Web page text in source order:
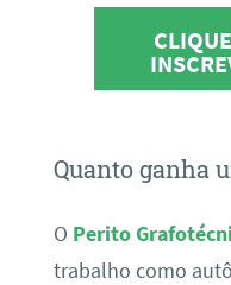
Quanto ganha
O Perito
trabalho como